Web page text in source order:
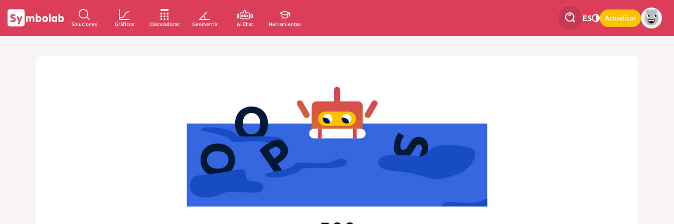
Soluciones Gráficos Calculadoras Geometría AI Chat Herramientas
ES Actualizar